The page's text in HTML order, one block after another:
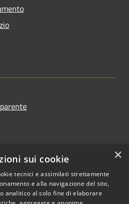
×
sui cookie
tecnici e assimilati strettamente
e alla navigazione del sito,
analitico al solo fine di elaborare